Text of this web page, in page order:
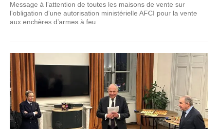
Message à l’attention de toutes les maisons de vente sur
l’obligation d’une autorisation ministérielle AFCI pour la vente
aux enchères d’armes à feu.